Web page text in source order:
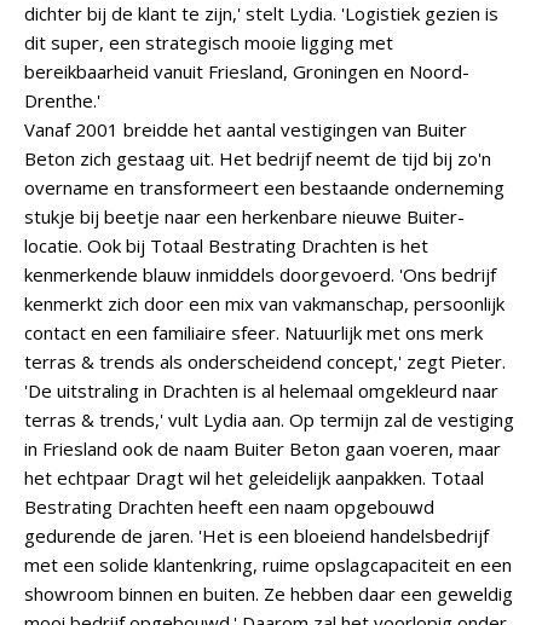
dichter bij de klant te zijn,' stelt Lydia. 'Logistiek gezien is
dit super, een strategisch mooie ligging met
bereikbaarheid vanuit Friesland, Groningen en Noord-
Drenthe.'
Vanaf 2001 breidde het aantal vestigingen van Buiter
Beton zich gestaag uit. Het bedrijf neemt de tijd bij zo'n
overname en transformeert een bestaande onderneming
stukje bij beetje naar een herkenbare nieuwe Buiter-
locatie. Ook bij Totaal Bestrating Drachten is het
kenmerkende blauw inmiddels doorgevoerd. 'Ons bedrijf
kenmerkt zich door een mix van vakmanschap, persoonlijk
contact en een familiaire sfeer. Natuurlijk met ons merk
terras & trends als onderscheidend concept,' zegt Pieter.
'De uitstraling in Drachten is al helemaal omgekleurd naar
terras & trends,' vult Lydia aan. Op termijn zal de vestiging
in Friesland ook de naam Buiter Beton gaan voeren, maar
het echtpaar Dragt wil het geleidelijk aanpakken. Totaal
Bestrating Drachten heeft een naam opgebouwd
gedurende de jaren. 'Het is een bloeiend handelsbedrijf
met een solide klantenkring, ruime opslagcapaciteit en een
showroom binnen en buiten. Ze hebben daar een geweldig